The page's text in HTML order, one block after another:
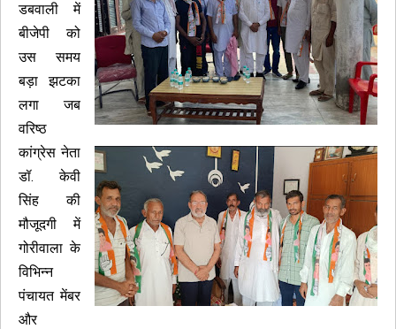
डबवाली में
बीजेपी को
उस समय
बड़ा झटका
लगा जब
वरिष्ठ
कांग्रेस नेता
डॉ. केवी
सिंह की
मौजूदगी में
गोरीवाला के
विभिन्न
पंचायत मेंबर
और